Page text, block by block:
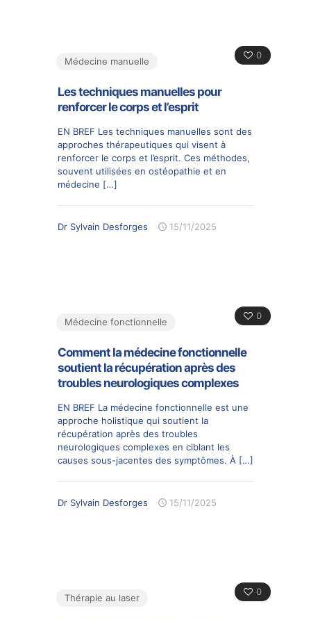
0
Médecine manuelle
Les techniques manuelles pour
renforcer le corps et l’esprit
EN BREF Les techniques manuelles sont des
approches thérapeutiques qui visent à
renforcer le corps et l’esprit. Ces méthodes,
souvent utilisées en ostéopathie et en
médecine […]
Dr Sylvain Desforges 15/11/2025
0
Médecine fonctionnelle
Comment la médecine fonctionnelle
soutient la récupération après des
troubles neurologiques complexes
EN BREF La médecine fonctionnelle est une
approche holistique qui soutient la
récupération après des troubles
neurologiques complexes en ciblant les
causes sous-jacentes des symptômes. À […]
Dr Sylvain Desforges 15/11/2025
0
Thérapie au laser